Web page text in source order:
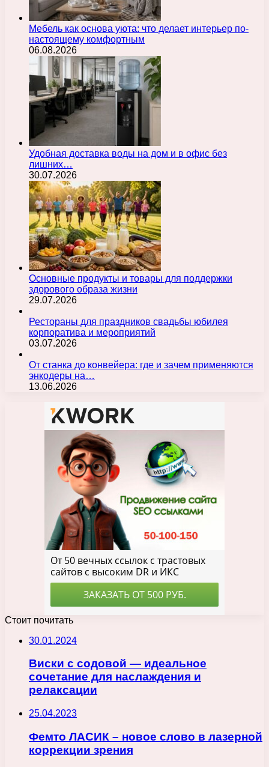
Мебель как основа уюта: что делает интерьер по-
настоящему комфортным
06.08.2026
Удобная доставка воды на дом и в офис без
лишних…
30.07.2026
Основные продукты и товары для поддержки
здорового образа жизни
29.07.2026
Рестораны для праздников свадьбы юбилея
корпоратива и мероприятий
03.07.2026
От станка до конвейера: где и зачем применяются
энкодеры на…
13.06.2026
Стоит почитать
30.01.2024
Виски с содовой — идеальное
сочетание для наслаждения и
релаксации
25.04.2023
Фемто ЛАСИК – новое слово в лазерной
коррекции зрения